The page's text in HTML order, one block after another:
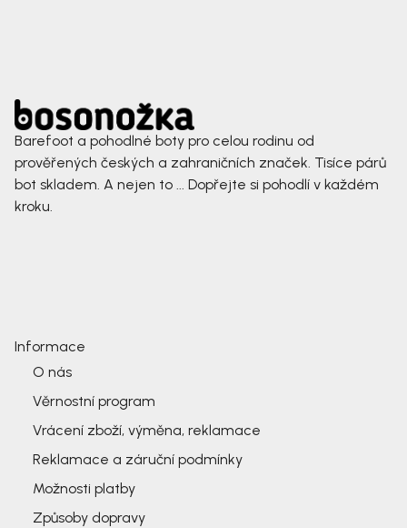
Barefoot a pohodlné boty pro celou rodinu od
prověřených českých a zahraničních značek. Tisíce párů
bot skladem. A nejen to ... Dopřejte si pohodlí v každém
kroku.
Informace
O nás
Věrnostní program
Vrácení zboží, výměna, reklamace
Reklamace a záruční podmínky
Možnosti platby
Způsoby dopravy